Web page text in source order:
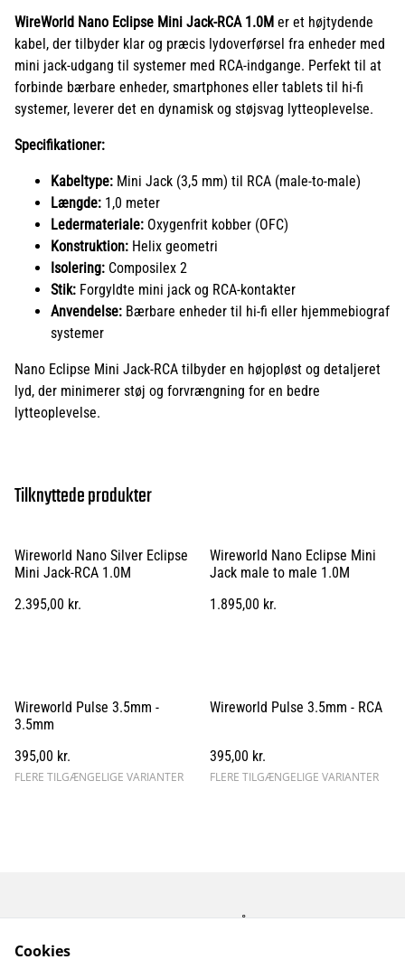
WireWorld Nano Eclipse Mini Jack-RCA 1.0M er et højtydende
kabel, der tilbyder klar og præcis lydoverførsel fra enheder med
mini jack-udgang til systemer med RCA-indgange. Perfekt til at
forbinde bærbare enheder, smartphones eller tablets til hi-fi
systemer, leverer det en dynamisk og støjsvag lytteoplevelse.
Specifikationer:
Kabeltype: Mini Jack (3,5 mm) til RCA (male-to-male)
Længde: 1,0 meter
Ledermateriale: Oxygenfrit kobber (OFC)
Konstruktion: Helix geometri
Isolering: Composilex 2
Stik: Forgyldte mini jack og RCA-kontakter
Anvendelse: Bærbare enheder til hi-fi eller hjemmebiograf
systemer
Nano Eclipse Mini Jack-RCA tilbyder en højopløst og detaljeret
lyd, der minimerer støj og forvrængning for en bedre
lytteoplevelse.
Tilknyttede produkter
Wireworld Nano Silver Eclipse
Mini Jack-RCA 1.0M
2.395,00 kr.
Wireworld Nano Eclipse Mini
Jack male to male 1.0M
1.895,00 kr.
Wireworld Pulse 3.5mm -
3.5mm
395,00 kr.
FLERE TILGÆNGELIGE VARIANTER
Wireworld Pulse 3.5mm - RCA
395,00 kr.
FLERE TILGÆNGELIGE VARIANTER
Kontakt os
Åbningstider
Cookies